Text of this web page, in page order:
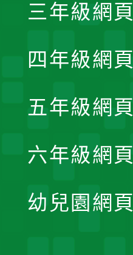
三年級網頁
四年級網頁
五年級網頁
六年級網頁
幼兒園網頁